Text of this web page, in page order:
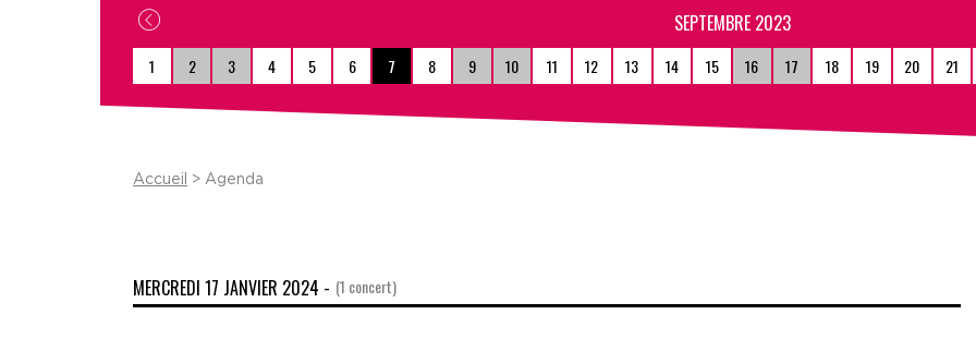
SEPTEMBRE 2023
1 2 3 4 5 6 7 8 9 10 11 12 13 14 15 16 17 18 19 20 21
Accueil > Agenda
MERCREDI 17 JANVIER 2024 - (1 concert)